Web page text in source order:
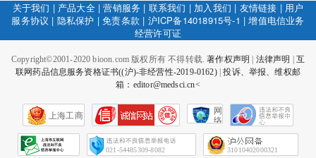
关于我们 | 产品大全|营销服务 | 联系我们 | 加入我们 | 友情链接 | 用户
服务协议 | 隐私保护 |免责条款 | 沪ICP备14018915号-1 |增值电信业务
经营许可证
Copyright©2001-2020 bioon.com 版权所有 不得转载.著作权声明 法律声明
互
联网药品信息服务资格证书((沪)-非经营性-2019-0162)|投诉、举报、维权邮
箱：editor@medsci.cn<
上海工商
网
络
会
征
021-54485309-8082 31010402000321